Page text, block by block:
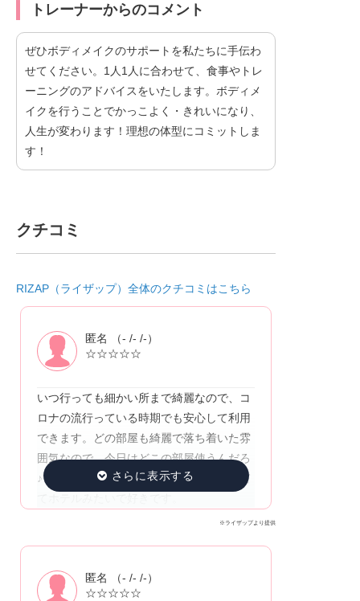
トレーナーからのコメント
ぜひボディメイクのサポートを私たちに手伝わ
せてください。1人1人に合わせて、食事やトレ
ーニングのアドバイスをいたします。ボディメ
イクを行うことでかっこよく・きれいになり、
人生が変わります！理想の体型にコミットしま
す！
クチコミ
RIZAP（ライザップ）全体のクチコミはこちら
匿名 （- /- /-）
☆☆☆☆☆
いつ行っても細かい所まで綺麗なので、コ
ロナの流行っている時期でも安心して利用
できます。どの部屋も綺麗で落ち着いた雰
囲気なので、今日はどこの部屋使うんだろ
♪と楽しみの1つです。更衣室も落ち着いて
※ライザップより提供
匿名 （- /- /-）
☆☆☆☆☆